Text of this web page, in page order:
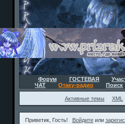
Форум ГОСТЕВАЯ
ЧАТ
Отаку-радио Поиск
Активные темы XML
Приветик, Гость! Войдитеили